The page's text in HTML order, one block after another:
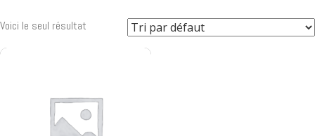
Voici le seul résultat